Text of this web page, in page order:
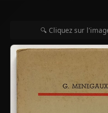
🔍 Cliquez sur